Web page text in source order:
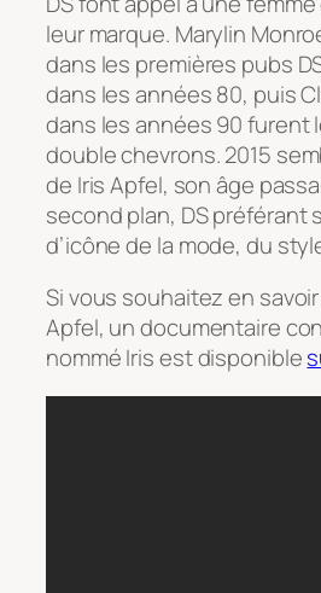
leur marque. Marylin
dans les premières pubs
dans les années 80, puis
dans les années 90 furent
double chevrons. 2015
de Iris Apfel, son âge
second plan, DS préférant
d’icône de la mode, du
Si vous souhaitez en
Apfel, un documentaire
nomméIrisest disponible